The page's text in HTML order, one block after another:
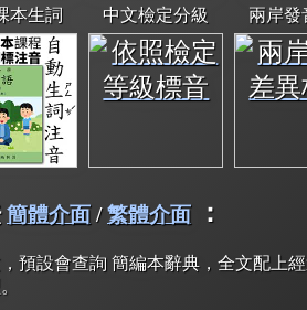
本生詞 中文檢定分級 兩岸發
簡體介面/繁體介面 ：
預設會查詢 簡編本辭典，全文配上